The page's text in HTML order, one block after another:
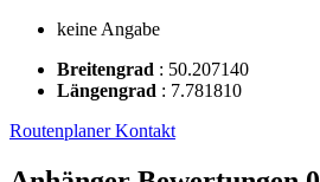
keine Angabe
Breitengrad : 50.207140
Längengrad : 7.781810
RoutenplanerKontakt